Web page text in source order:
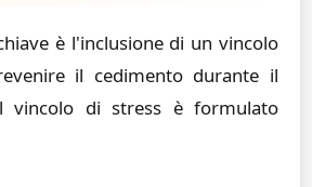
è l'inclusione di un vincolo
il cedimento durante il
vincolo di stress è formulato